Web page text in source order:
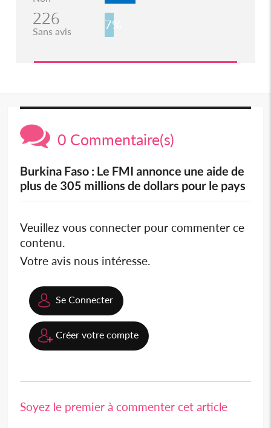
226
Sans avis 7%
0 Commentaire(s)
Burkina Faso : Le FMI annonce une aide de
plus de 305 millions de dollars pour le pays
Veuillez vous connecter pour commenter ce
contenu.
Votre avis nous intéresse.
Se Connecter
Créer votre compte
Soyez le premier à commenter cet article